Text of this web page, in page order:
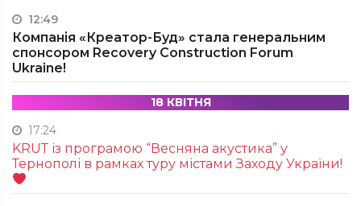
12:49
Компанія «Креатор-Буд» стала генеральним
спонсором Recovery Construction Forum
Ukraine!
18 КВІТНЯ
17:24
KRUТ із програмою “Весняна акустика” у
Тернополі в рамках туру містами Заходу України!